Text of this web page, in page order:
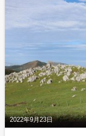
2022年9月23日